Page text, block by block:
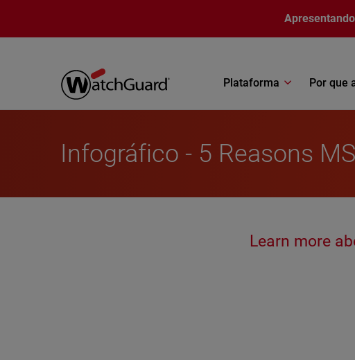
Plataforma Por que
Infográfico - 5 Reasons
Learn more